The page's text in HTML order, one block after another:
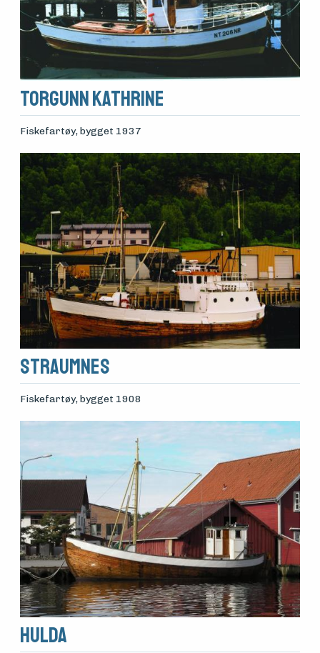
Torgunn Kathrine
Fiskefartøy, bygget 1937
Straumnes
Fiskefartøy, bygget 1908
Hulda